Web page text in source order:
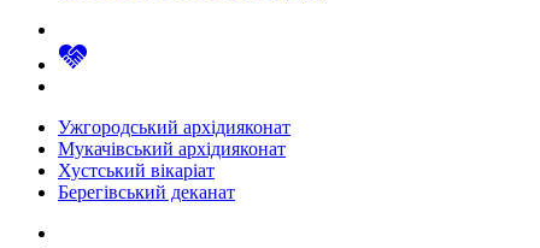
Ужгородський архідияконат
Мукачівський архідияконат
Хустський вікаріат
Берегівський деканат